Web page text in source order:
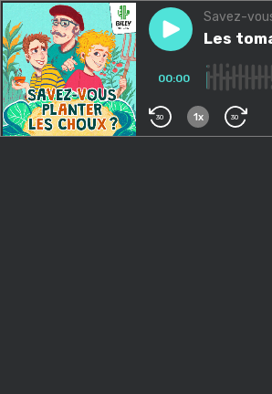
Play episodeLes
Savez-
Les
00:00
30 1x 30